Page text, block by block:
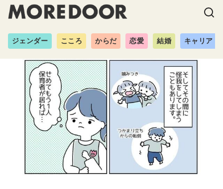
ジェンダー こころ からだ 恋愛 結婚 キャリア